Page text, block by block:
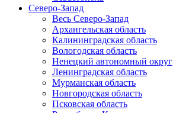
Северо-Запад
Весь Северо-Запад
Архангельская область
Калининградская область
Вологодская область
Ненецкий автономный округ
Ленинградская область
Мурманская область
Новгородская область
Псковская область